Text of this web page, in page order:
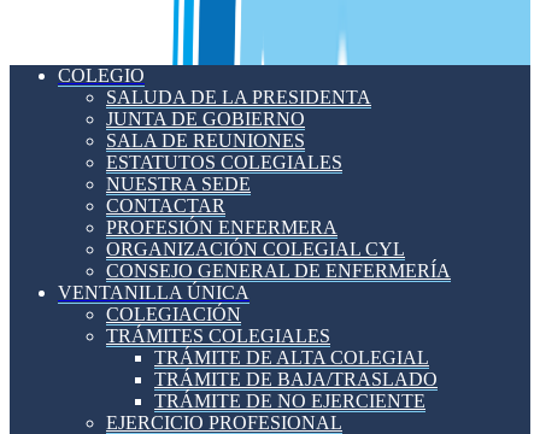
COLEGIO
SALUDA DE LA PRESIDENTA
JUNTA DE GOBIERNO
SALA DE REUNIONES
ESTATUTOS COLEGIALES
NUESTRA SEDE
CONTACTAR
PROFESIÓN ENFERMERA
ORGANIZACIÓN COLEGIAL CYL
CONSEJO GENERAL DE ENFERMERÍA
VENTANILLA ÚNICA
COLEGIACIÓN
TRÁMITES COLEGIALES
TRÁMITE DE ALTA COLEGIAL
TRÁMITE DE BAJA/TRASLADO
TRÁMITE DE NO EJERCIENTE
EJERCICIO PROFESIONAL